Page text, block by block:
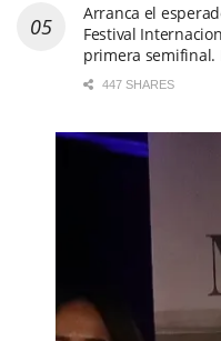
Arranca el
Festival
primera semifinal.
447 SHARES